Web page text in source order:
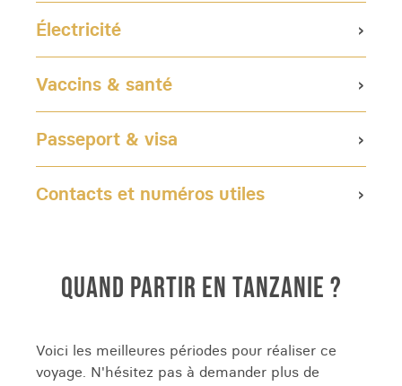
Électricité
Vaccins & santé
Passeport & visa
Contacts et numéros utiles
QUAND PARTIR EN TANZANIE ?
Voici les meilleures périodes pour réaliser ce
voyage. N'hésitez pas à demander plus de